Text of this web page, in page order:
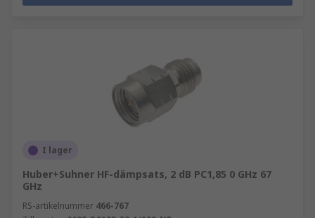
I lager
Huber+Suhner HF-dämpsats, 2 dB PC1,85 0 GHz 67
GHz
RS-artikelnummer 466-767